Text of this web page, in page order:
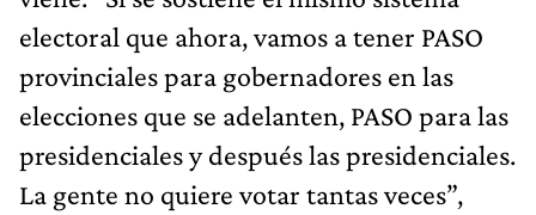
electoral que ahora, vamos a tener PASO
provinciales para gobernadores en las
elecciones que se adelanten, PASO para las
presidenciales y después las presidenciales.
La gente no quiere votar tantas veces”,